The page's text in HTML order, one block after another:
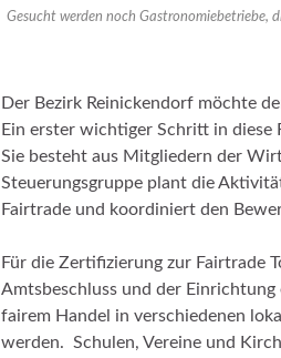
Gesucht werden noch Gastronomiebetriebe,
Der Bezirk Reinickendorf möchte
Ein erster wichtiger Schritt in diese
Sie besteht aus Mitgliedern der
Steuerungsgruppe plant die
Fairtrade und koordiniert den
Für die Zertifizierung zur Fairtrade
Amtsbeschluss und der
fairem Handel in verschiedenen
werden. Schulen, Vereine und